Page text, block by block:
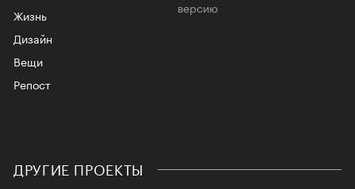
Жизнь
Дизайн
Вещи
Репост
версию
ДРУГИЕ ПРОЕКТЫ